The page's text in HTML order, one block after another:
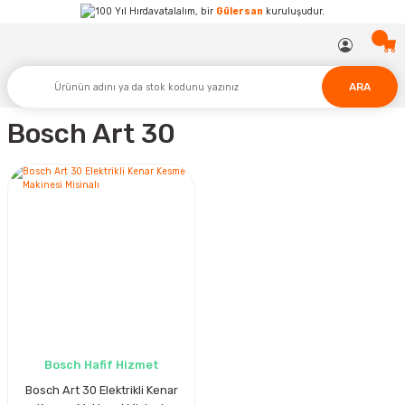
Hırdavatalalım, bir Gülersan kuruluşudur.
ARA
Bosch Art 30
Bosch Hafif Hizmet
Bosch Art 30 Elektrikli Kenar